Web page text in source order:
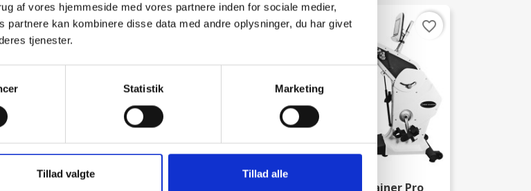
af vores hjemmeside med vores partnere inden for sociale medier,
partnere kan kombinere disse data med andre oplysninger, du har givet
tjenester.
Statistik Marketing
Tillad valgte Tillad alle
favorite_border favorite_border
Total Body Trainer Pro
favorite_border